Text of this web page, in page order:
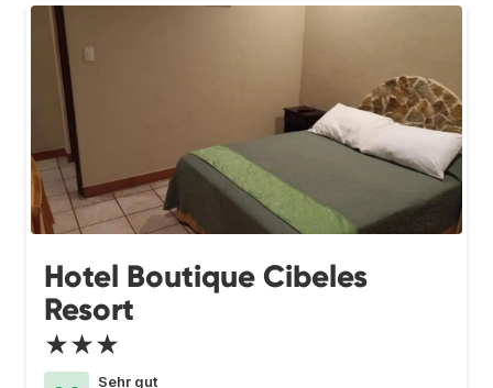
Hotel Boutique Cibeles
Resort
★★★
Sehr gut